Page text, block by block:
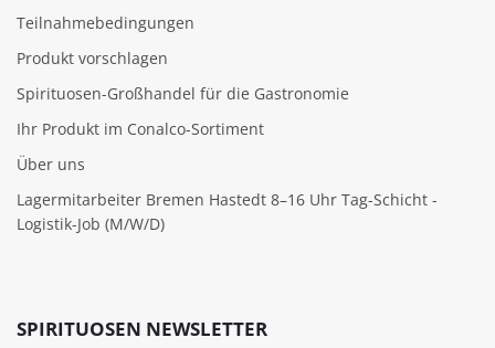
Teilnahmebedingungen
Produkt vorschlagen
Spirituosen-Großhandel für die Gastronomie
Ihr Produkt im Conalco-Sortiment
Über uns
Lagermitarbeiter Bremen Hastedt 8–16 Uhr Tag-Schicht -
Logistik-Job (M/W/D)
SPIRITUOSEN NEWSLETTER